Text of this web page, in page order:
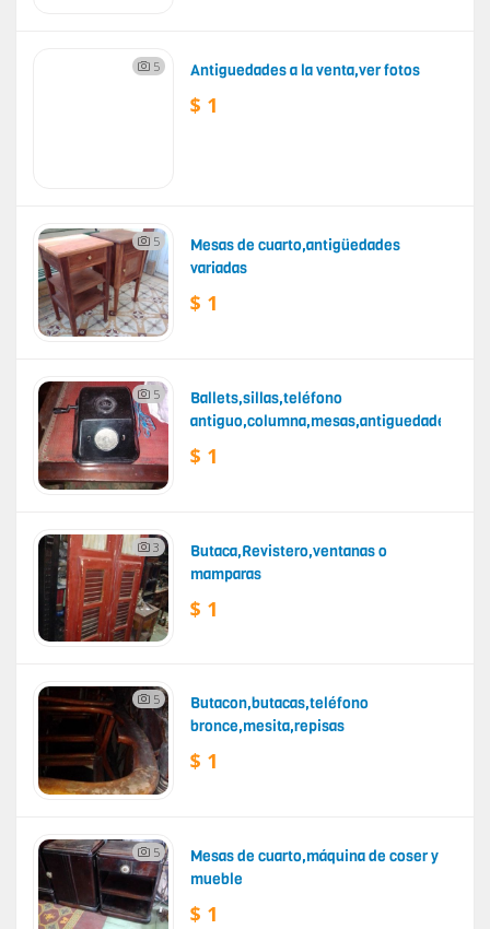
5 Antiguedades a la venta,ver fotos
$ 1
5
Mesas de cuarto,antigüedades
variadas
$ 1
5
Ballets,sillas,teléfono
antiguo,columna,mesas,antiguedades
$ 1
3
Butaca,Revistero,ventanas o
mamparas
$ 1
5
Butacon,butacas,teléfono
bronce,mesita,repisas
$ 1
5
Mesas de cuarto,máquina de coser y
mueble
$ 1